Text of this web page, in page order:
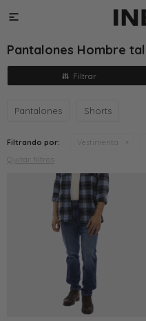

Pantalones Hombre
Pantalones Shorts
Filtrando por: Vestimenta
Quitar filtros